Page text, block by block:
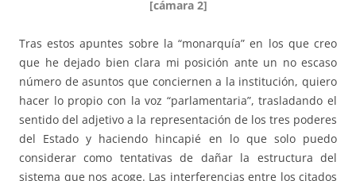
[cámara 2]
Tras estos apuntes sobre la “monarquía” en los que creo
que he dejado bien clara mi posición ante un no escaso
número de asuntos que conciernen a la institución, quiero
hacer lo propio con la voz “parlamentaria”, trasladando el
sentido del adjetivo a la representación de los tres poderes
del Estado y haciendo hincapié en lo que solo puedo
considerar como tentativas de dañar la estructura del
sistema que nos acoge. Las interferencias entre los citados